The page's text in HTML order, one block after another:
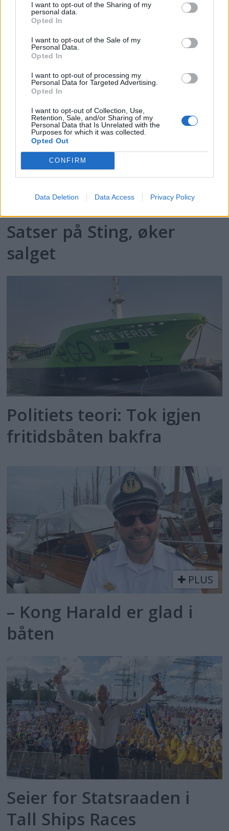
I want to opt-out of the Sharing of my
personal data.
Opted In
I want to opt-out of the Sale of my
Personal Data.
Opted In
I want to opt-out of processing my
Personal Data for Targeted Advertising.
Opted In
I want to opt-out of Collection, Use,
Retention, Sale, and/or Sharing of my
Personal Data that Is Unrelated with the
Purposes for which it was collected.
Opted Out
CONFIRM
Data Deletion Data Access Privacy Policy
PLUS
Motorbåtdefilering i Risør
PLUS
Satser på Sting, øker
salget
Politiets teori: Tok igjen
fritidsbåten bakfra
PLUS
– Kong Harald er glad i
båten
Seier for Statsraaden i
Tall Ships Races